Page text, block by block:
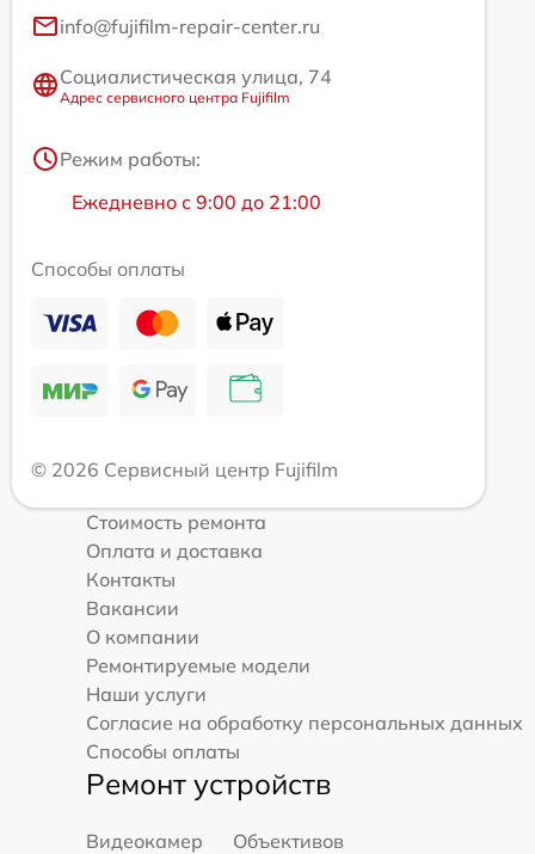
info@fujifilm-repair-center.ru
Социалистическая улица, 74
Адрес сервисного центра Fujifilm
Режим работы:
Ежедневно с 9:00 до 21:00
Способы оплаты
© 2026 Сервисный центр Fujifilm
Стоимость ремонта
Оплата и доставка
Контакты
Вакансии
О компании
Ремонтируемые модели
Наши услуги
Согласие на обработку персональных данных
Способы оплаты
Ремонт устройств
Видеокамер
Объективов